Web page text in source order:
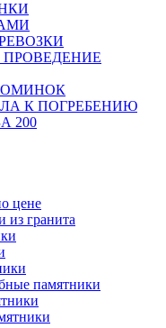
К ПОГРЕБЕНИЮ
200
цене
из гранита
памятники